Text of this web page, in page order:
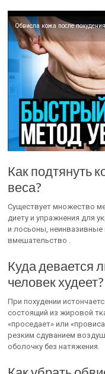
Обвисла кожа после
Как подтянуть
веса?
Существует множество
диету и упражнения для
и лосьоны, неинвазивные
вмешательство .
Куда девается
человек худеет?
При похудении
состоящий из жировой
«проседает» или
резким сдуванием
оболочку без натяжения.